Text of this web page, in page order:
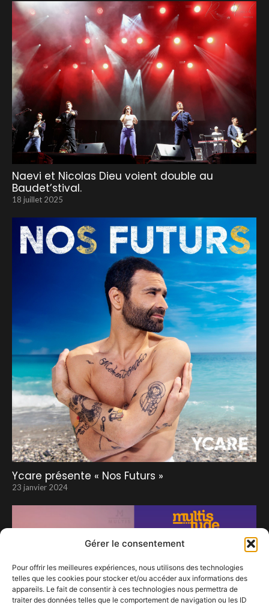
Gérer le consentement
Pour offrir les meilleures expériences, nous utilisons des technologies
telles que les cookies pour stocker et/ou accéder aux informations des
appareils. Le fait de consentir à ces technologies nous permettra de
traiter des données telles que le comportement de navigation ou les ID
Naevi et Nicolas Dieu voient double au
Baudet’stival.
18 juillet 2025
Ycare présente « Nos Futurs »
23 janvier 2024